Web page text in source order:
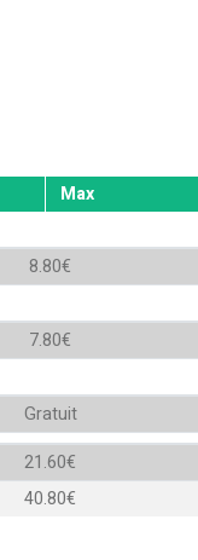
Max
8.80€
7.80€
Gratuit
21.60€
40.80€